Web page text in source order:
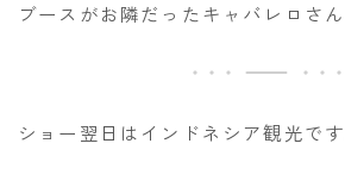
ブースがお隣だったキャバレロさん
ショー翌日はインドネシア観光です